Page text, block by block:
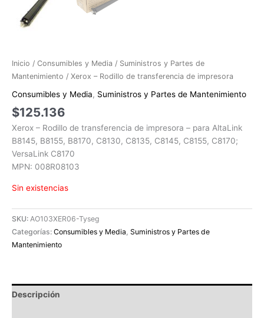
Inicio / Consumibles y Media / Suministros y Partes de
Mantenimiento / Xerox – Rodillo de transferencia de impresora
Consumibles y Media, Suministros y Partes de Mantenimiento
$125.136
Xerox – Rodillo de transferencia de impresora – para AltaLink
B8145, B8155, B8170, C8130, C8135, C8145, C8155, C8170;
VersaLink C8170
MPN: 008R08103
Sin existencias
SKU: AO103XER06-Tyseg
Categorías: Consumibles y Media, Suministros y Partes de
Mantenimiento
Descripción